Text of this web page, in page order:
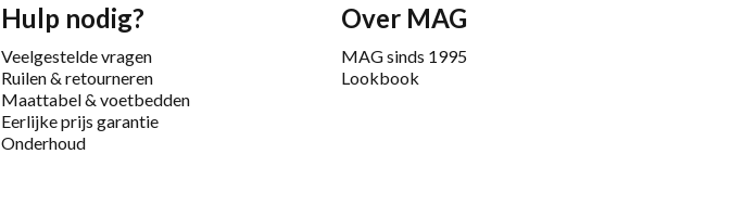
Hulp nodig?
Veelgestelde vragen
Ruilen & retourneren
Maattabel & voetbedden
Eerlijke prijs garantie
Onderhoud
Over MAG
MAG sinds 1995
Lookbook